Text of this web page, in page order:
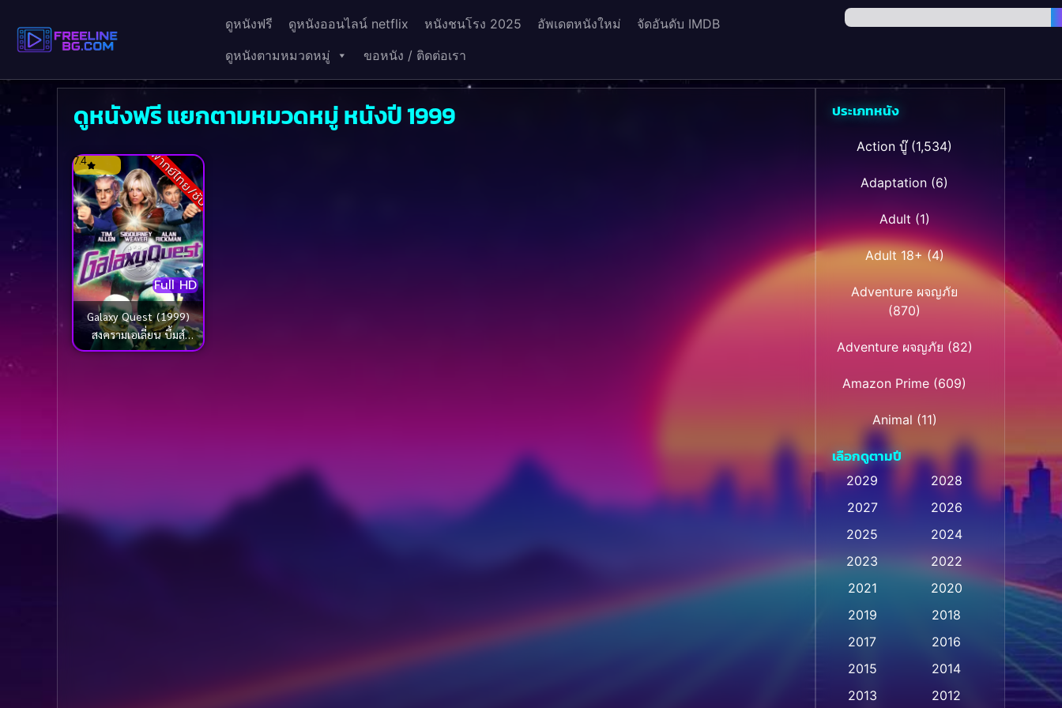
ดูหนังฟรี ดูหนังออนไลน์ netflix หนังชนโรง 2025 อัพเดตหนังใหม่
จัดอันดับ IMDB
ดูหนังตามหมวดหมู่
ขอหนัง / ติดต่อเรา
ดูหนังฟรี แยกตามหมวดหมู่ หนังปี 1999
พากย์ไทย/ซับ
Full HD
7.4
Galaxy Quest (1999)
สงครามเอเลี่ยน บึ้มส์
จักรวาล
ประเภทหนัง
Action บู๊(1,534)
Adaptation (6)
Adult(1)
Adult 18+(4)
Adventure ผจญภัย
(870)
Adventure ผจญภัย (82)
Amazon Prime (609)
Animal (11)
Animation การ์ตูน (28)
Animation การ์ตูน
Animation อนิเมชั่น(1)
Animation แอนิเมชั่น(1)
Anthology (2)
เลือกดูตามปี
2029
2028
2027
2026
2025
2024
2023
2022
2021
2020
2019
2018
2017
2016
2015
2014
2013
2012